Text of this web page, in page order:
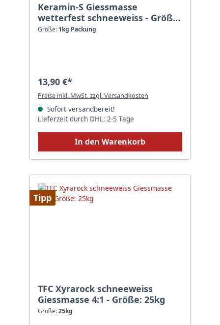
Keramin-S Giessmasse
wetterfest schneeweiss - Größe:
1kg Packung
Größe: 1kg Packung
13,90 €*
Preise inkl. MwSt. zzgl. Versandkosten
Sofort versandbereit!
Lieferzeit durch DHL: 2-5 Tage
In den Warenkorb
Tipp
TFC Xyrarock schneeweiss
Giessmasse 4:1 - Größe: 25kg
Größe:25kg